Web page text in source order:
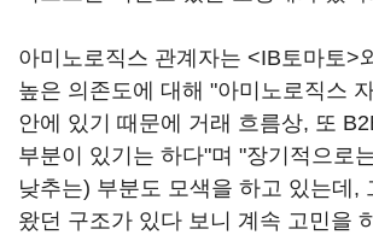
아미노로직스 관계자는 <IB토마토>
높은 의존도에 대해 "아미노로직스
안에 있기 때문에 거래 흐름상, 또
부분이 있기는 하다"며 "장기적으로
낮추는) 부분도 모색을 하고 있는데,
왔던 구조가 있다 보니 계속 고민을